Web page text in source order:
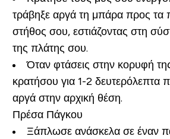
τράβηξε αργά τη μπάρα προς
στήθος σου, εστιάζοντας στη
της πλάτης σου.
Όταν φτάσεις στην κορυφή
κρατήσου για 1-2 δευτερόλεπτα
αργά στην αρχική θέση.
Πρέσα Πάγκου
Ξάπλωσε ανάσκελα σε έναν